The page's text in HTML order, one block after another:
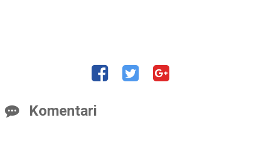
Komentari